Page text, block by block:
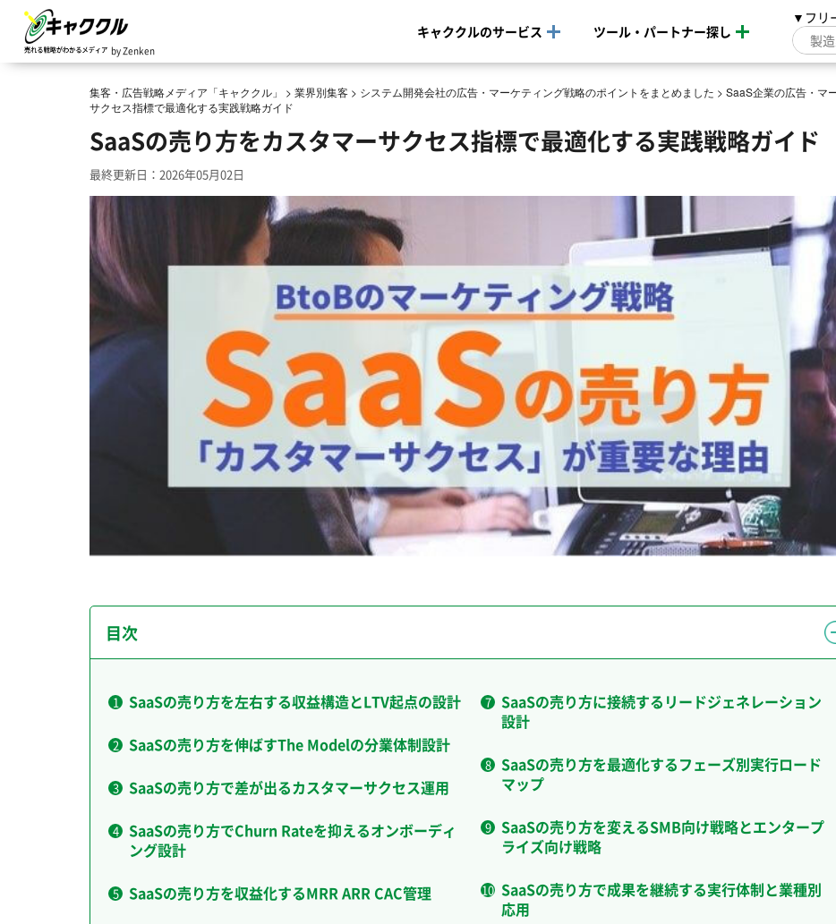
by Zenken
キャククルのサービス ツール・パートナー探し
▼フリ
集客・広告戦略メディア「キャククル」 > 業界別集客 > システム開発会社の広告・マーケティング戦略のポイントをまとめました > SaaS企業の広告・マ
サクセス指標で最適化する実践戦略ガイド
SaaSの売り方をカスタマーサクセス指標で最適化する実践戦略ガイド
最終更新日：2026年05月02日
目次
SaaSの売り方を左右する収益構造とLTV起点の設計
SaaSの売り方を伸ばすThe Modelの分業体制設計
SaaSの売り方で差が出るカスタマーサクセス運用
SaaSの売り方でChurn Rateを抑えるオンボーディ
ング設計
SaaSの売り方を収益化するMRR ARR CAC管理
SaaSの売り方に接続するリードジェネレーション
設計
SaaSの売り方を最適化するフェーズ別実行ロード
マップ
SaaSの売り方を変えるSMB向け戦略とエンタープ
ライズ向け戦略
SaaSの売り方で成果を継続する実行体制と業種別
応用